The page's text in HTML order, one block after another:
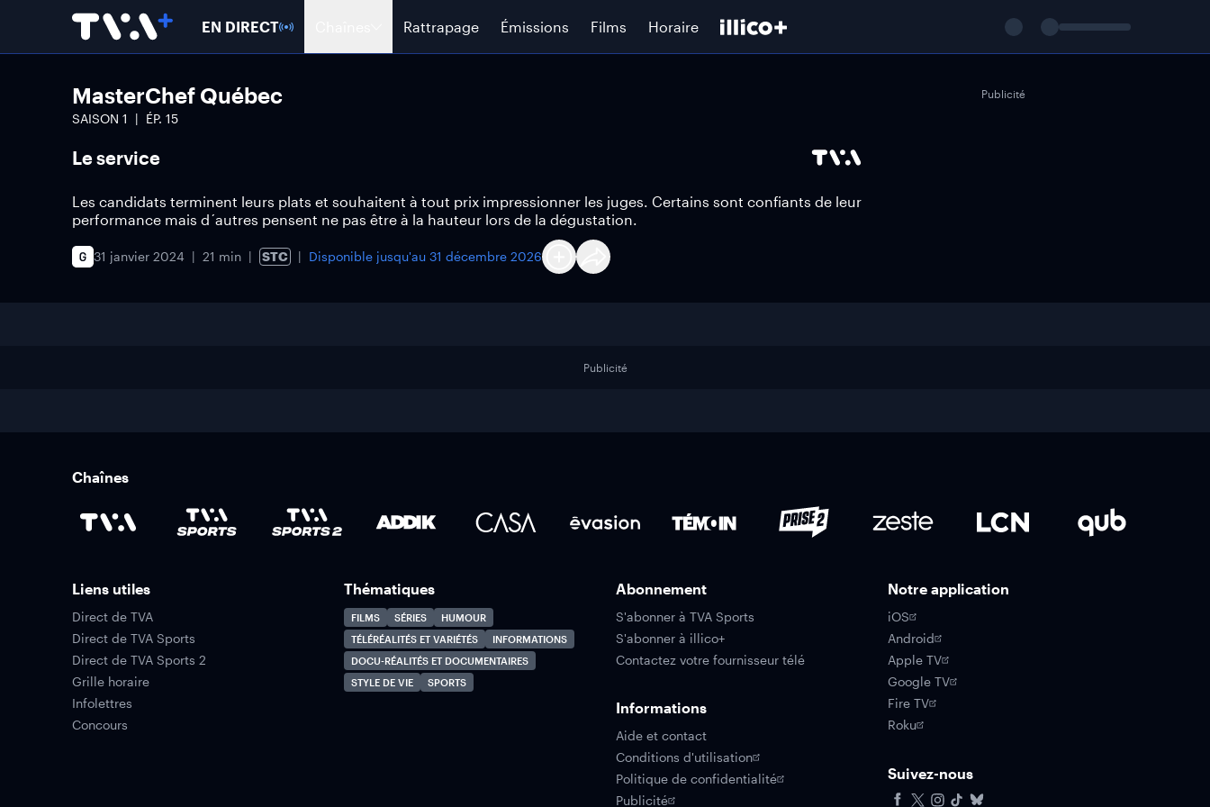
EN DIRECT Rattrapage Émissions Films Horaire
MasterChef Québec
SAISON 1 ÉP. 15
Le service
Les candidats terminent leurs plats et souhaitent à tout prix impressionner les juges. Certains sont confiants de leur
performance mais d´autres pensent ne pas être à la hauteur lors de la dégustation.
31 janvier 2024 21 min STC Disponible jusqu'au 31 décembre 2026
Publicité
Publicité
Chaînes
Liens utiles
Direct de TVA
Direct de TVA Sports
Direct de TVA Sports 2
Grille horaire
Infolettres
Concours
Thématiques
FILMS SÉRIES
HUMOUR
TÉLÉRÉALITÉS ET VARIÉTÉS
INFORMATIONS
DOCU-RÉALITÉS ET DOCUMENTAIRES
STYLE DE VIE
SPORTS
Abonnement
S'abonner à TVA Sports
S'abonner à illico+
Contactez votre fournisseur télé
Informations
Aide et contact
Conditions d'utilisation
Politique de confidentialité
Publicité
Notre application
iOS
Android
Apple TV
Google TV
Fire TV
Roku
Suivez-nous